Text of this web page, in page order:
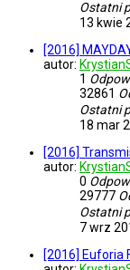
Ostatni
13 kwie
[2016]
autor:
1
32861
Ostatni
18 mar
[2016]
autor:
0
29777
Ostatni
7 wrz
[2016] Euforia